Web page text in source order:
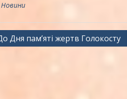
Новини
Дня пам’яті жертв Голокосту